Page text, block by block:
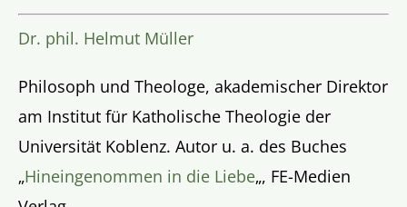
Dr. phil. Helmut Müller
Philosoph und Theologe, akademischer Direktor
am Institut für Katholische Theologie der
Universität Koblenz. Autor u. a. des Buches
„Hineingenommen in die Liebe„, FE-Medien